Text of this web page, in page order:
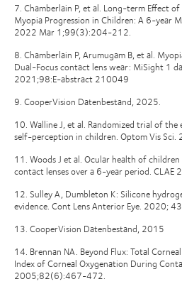
7. Chamberlain P, et al. Long-term Effect
Myopia Progression in Children: A 6-year
2022 Mar 1;99(3):204-212.
8. Chamberlain P, Arumugam B, et al.
Dual-Focus contact lens wear: MiSight 1
2021;98:E-abstract 210049
9. CooperVision Datenbestand, 2025.
10. Walline J, et al. Randomized trial of
self-perception in children. Optom Vis
11. Woods J et al. Ocular health of
contact lenses over a 6-year period.
12. Sulley A, Dumbleton K: Silicone
evidence. Cont Lens Anterior Eye. 2020;
13. CooperVision Datenbestand, 2015
14. Brennan NA. Beyond Flux: Total
Index of Corneal Oxygenation During
2005;82(6):467-472.